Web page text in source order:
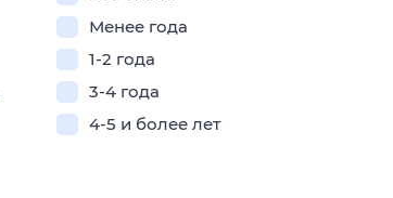
Менее года
1-2 года
3-4 года
4-5 и более лет